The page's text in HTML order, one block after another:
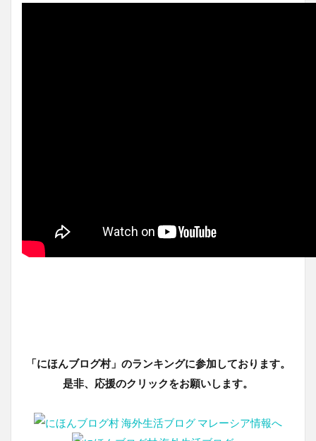
「にほんブログ村」のランキングに参加しております。
是非、応援のクリックをお願いします。